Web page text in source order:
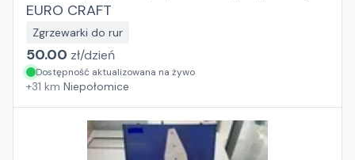
EURO CRAFT
Zgrzewarki do rur
50.00 zł/dzień
Dostępność aktualizowana na żywo
+31 km Niepołomice